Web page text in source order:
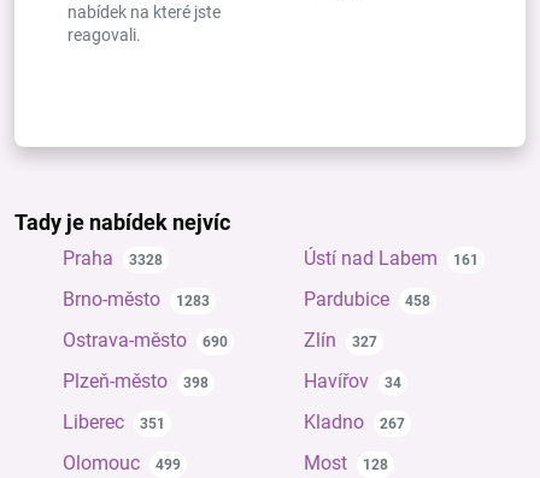
nabídek na které jste
reagovali.
Tady je nabídek nejvíc
Praha 3328
Brno-město 1283
Ostrava-město 690
Plzeň-město 398
Liberec 351
Olomouc 499
Ústí nad Labem 161
Pardubice 458
Zlín 327
Havířov 34
Kladno 267
Most 128